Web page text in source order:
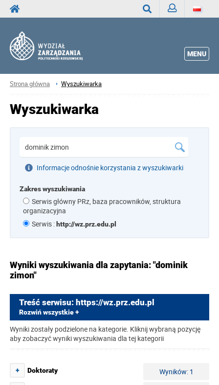
MENU
Strona główna Wyszukiwarka
Wyszukiwarka
Informacje odnośnie korzystania z wyszukiwarki
Zakres wyszukiwania
Serwis główny PRz, baza pracowników, struktura
organizacyjna
Serwis : http://wz.prz.edu.pl
Wyniki wyszukiwania dla zapytania: "dominik
zimon"
Treść serwisu: https://wz.prz.edu.pl
Rozwiń wszystkie +
Wyniki zostały podzielone na kategorie. Kliknij wybraną pozycję
aby zobaczyć wyniki wyszukiwania dla tej kategorii
+ Doktoraty Wyników: 1